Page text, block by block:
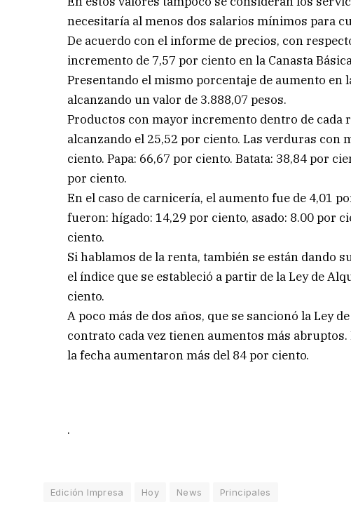
necesitaría al menos dos salarios mínimos para
De acuerdo con el informe de precios, con
incremento de 7,57 por ciento en la Canasta
Presentando el mismo porcentaje de aumento en
alcanzando un valor de 3.888,07 pesos.
Productos con mayor incremento dentro de cada
alcanzando el 25,52 por ciento. Las verduras
ciento. Papa: 66,67 por ciento. Batata: 38,84 por
por ciento.
En el caso de carnicería, el aumento fue de 4,01
fueron: hígado: 14,29 por ciento, asado: 8.00 por
ciento.
Si hablamos de la renta, también se están dando
el índice que se estableció a partir de la Ley de
ciento.
A poco más de dos años, que se sancionó la Ley
contrato cada vez tienen aumentos más
la fecha aumentaron más del 84 por ciento.
.
Edición Impresa Hoy News Principales